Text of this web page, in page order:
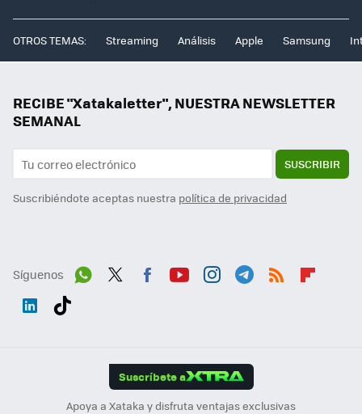
OTROS TEMAS: Streaming Análisis Apple Samsung
RECIBE "Xatakaletter", NUESTRA NEWSLETTER
SEMANAL
SUSCRIBIR
Suscribiéndote aceptas nuestra política de privacidad
Síguenos
Suscríbete a
Apoya a Xataka y disfruta ventajas exclusivas